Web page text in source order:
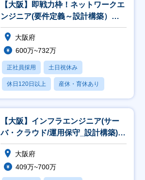
【大阪】即戦力枠！ネットワークエ
ンジニア(要件定義～設計構築）◎
平均残業11時間
大阪府
600万~732万
正社員採用 土日祝休み
休日120日以上 産休・育休あり
月残業20時間以内
【大阪】インフラエンジニア(サー
バ・クラウド/運用保守_設計構築)リ
モート率5割
大阪府
409万~700万